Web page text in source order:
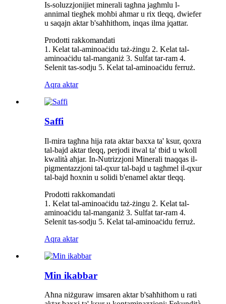
Is-soluzzjonijiet minerali tagħna jagħmlu l-
annimal tiegħek moħbi aħmar u rix tleqq, dwiefer
u saqajn aktar b'saħħithom, inqas ilma jqattar.
Prodotti rakkomandati
1. Kelat tal-aminoaċidu taż-żingu 2. Kelat tal-
aminoaċidu tal-manganiż 3. Sulfat tar-ram 4.
Selenit tas-sodju 5. Kelat tal-aminoaċidu ferruż.
Aqra aktar
Saffi
Il-mira tagħna hija rata aktar baxxa ta' ksur, qoxra
tal-bajd aktar tleqq, perjodi itwal ta' tbid u wkoll
kwalità aħjar. In-Nutrizzjoni Minerali tnaqqas il-
pigmentazzjoni tal-qxur tal-bajd u tagħmel il-qxur
tal-bajd ħoxnin u solidi b'enamel aktar tleqq.
Prodotti rakkomandati
1. Kelat tal-aminoaċidu taż-żingu 2. Kelat tal-
aminoaċidu tal-manganiż 3. Sulfat tar-ram 4.
Selenit tas-sodju 5. Kelat tal-aminoaċidu ferruż.
Aqra aktar
Min ikabbar
Aħna niżguraw imsaren aktar b'saħħithom u rati